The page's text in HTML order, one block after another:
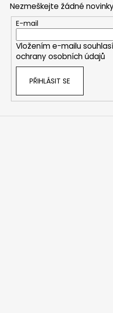
Nezmeškejte žádné
E-mail
Vložením e-mailu
ochrany osobních údajů
PŘIHLÁSIT SE